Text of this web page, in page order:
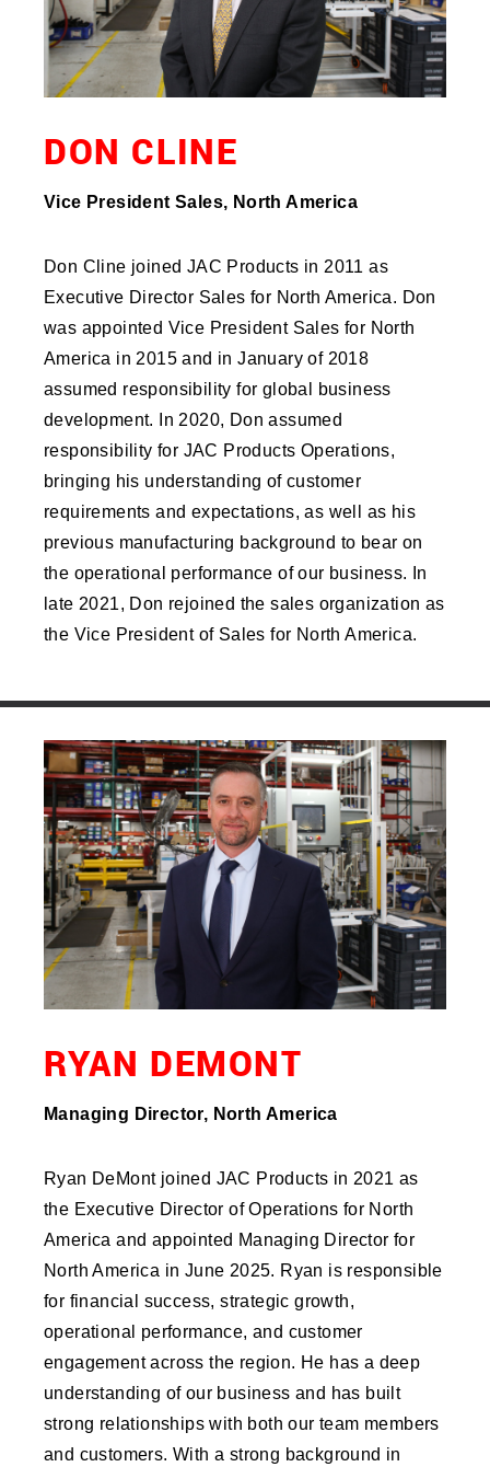
DON CLINE
Vice President Sales, North America
Don Cline joined JAC Products in 2011 as
Executive Director Sales for North America. Don
was appointed Vice President Sales for North
America in 2015 and in January of 2018
assumed responsibility for global business
development. In 2020, Don assumed
responsibility for JAC Products Operations,
bringing his understanding of customer
requirements and expectations, as well as his
previous manufacturing background to bear on
the operational performance of our business. In
late 2021, Don rejoined the sales organization as
the Vice President of Sales for North America.
RYAN DEMONT
Managing Director, North America
Ryan DeMont joined JAC Products in 2021 as
the Executive Director of Operations for North
America and appointed Managing Director for
North America in June 2025. Ryan is responsible
for financial success, strategic growth,
operational performance, and customer
engagement across the region. He has a deep
understanding of our business and has built
strong relationships with both our team members
and customers. With a strong background in